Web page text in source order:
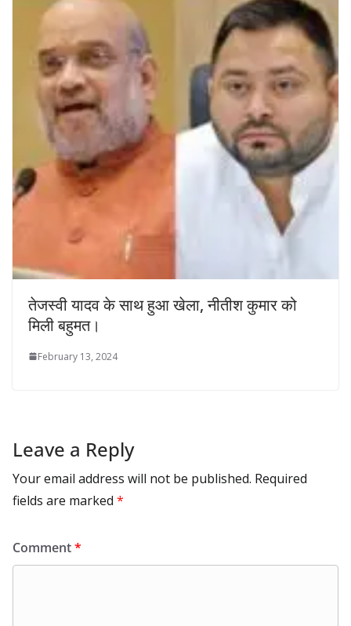
तेजस्वी यादव के साथ हुआ खेला, नीतीश कुमार को
मिली बहुमत।
February 13, 2024
Leave a Reply
Your email address will not be published. Required
fields are marked *
Comment*